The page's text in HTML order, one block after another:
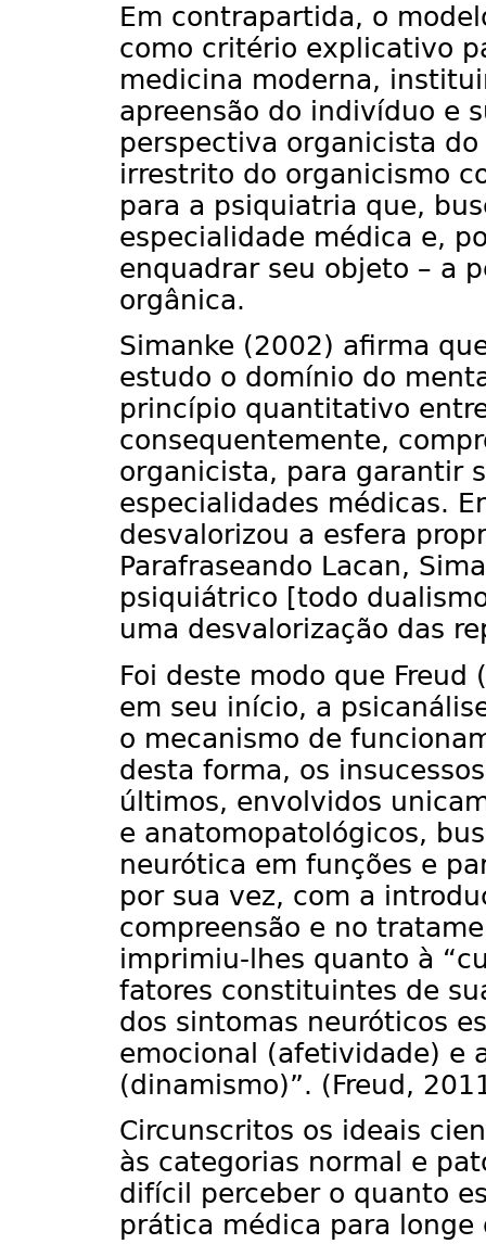
Em contrapartida, o
como critério explicativo
medicina moderna,
apreensão do indivíduo e
perspectiva organicista
irrestrito do organicismo
para a psiquiatria que,
especialidade médica e,
enquadrar seu objeto – a
orgânica.
Simanke (2002) afirma
estudo o domínio do
princípio quantitativo
consequentemente,
organicista, para garantir
especialidades médicas.
desvalorizou a esfera
Parafraseando Lacan,
psiquiátrico [todo
uma desvalorização das
Foi deste modo que
em seu início, a
o mecanismo de
desta forma, os
últimos, envolvidos
e anatomopatológicos,
neurótica em funções e
por sua vez, com a
compreensão e no
imprimiu-lhes quanto à
fatores constituintes de
dos sintomas neuróticos
emocional (afetividade) e
(dinamismo)”. (Freud,
Circunscritos os ideais
às categorias normal e
difícil perceber o quanto
prática médica para